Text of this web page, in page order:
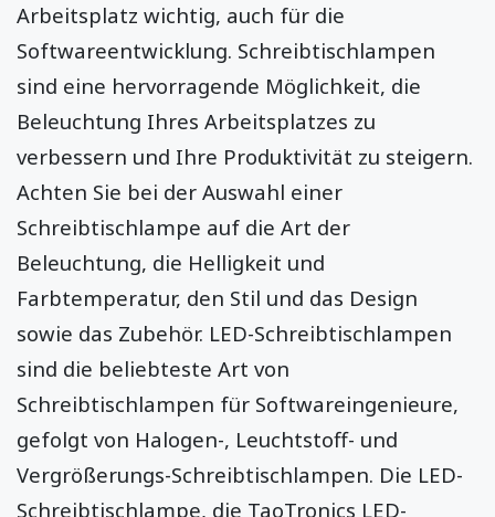
Arbeitsplatz wichtig, auch für die
Softwareentwicklung. Schreibtischlampen
sind eine hervorragende Möglichkeit, die
Beleuchtung Ihres Arbeitsplatzes zu
verbessern und Ihre Produktivität zu steigern.
Achten Sie bei der Auswahl einer
Schreibtischlampe auf die Art der
Beleuchtung, die Helligkeit und
Farbtemperatur, den Stil und das Design
sowie das Zubehör. LED-Schreibtischlampen
sind die beliebteste Art von
Schreibtischlampen für Softwareingenieure,
gefolgt von Halogen-, Leuchtstoff- und
Vergrößerungs-Schreibtischlampen. Die LED-
Schreibtischlampe, die TaoTronics LED-